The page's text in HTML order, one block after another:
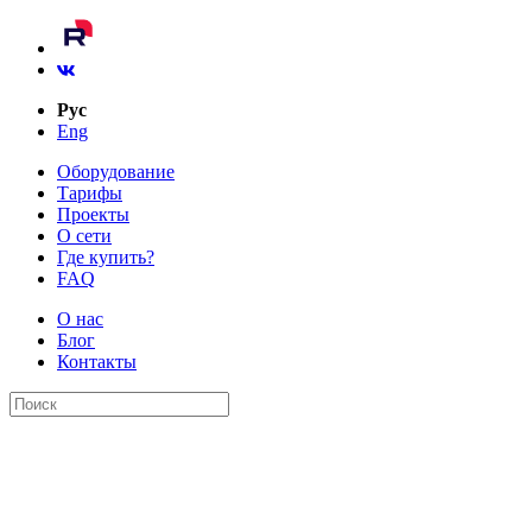
Рус
Eng
Оборудование
Тарифы
Проекты
О сети
Где купить?
FAQ
О нас
Блог
Контакты